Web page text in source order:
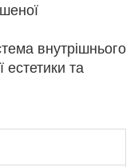
внутрішнього
естетики та